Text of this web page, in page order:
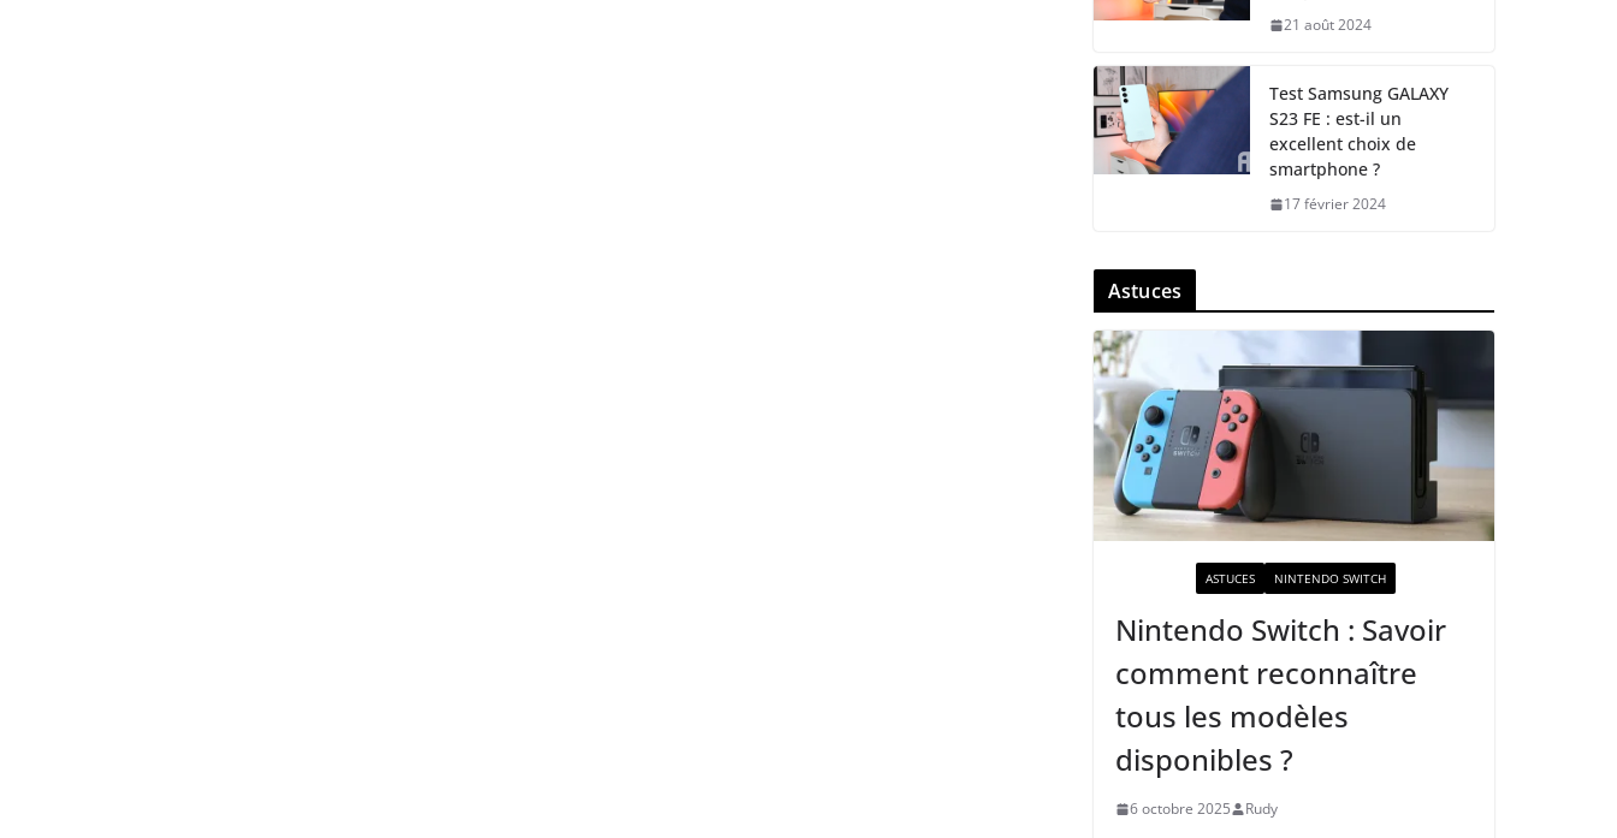
21 août 2024
Test Samsung GALAXY
S23 FE : est-il un
excellent choix de
smartphone ?
17 février 2024
Astuces
ASTUCES NINTENDO SWITCH
Nintendo Switch : Savoir
comment reconnaître
tous les modèles
disponibles ?
6 octobre 2025 Rudy